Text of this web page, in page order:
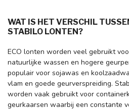
WAT IS HET VERSCHIL
STABILO LONTEN?
ECO lonten worden veel gebruikt
natuurlijke wassen en hogere
populair voor sojawas en
vlam en goede geurverspreiding.
worden vaak gebruikt voor
geurkaarsen waarbij een constante